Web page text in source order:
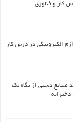
کار و فناوری
الکترونیکی در درس کار
صنایع دستی از نگاه یک
دخترانه